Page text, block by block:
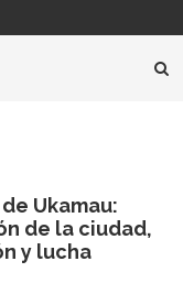
Ukamau:
de la ciudad,
y lucha